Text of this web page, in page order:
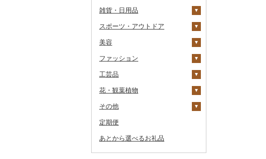
シャンパン・スパーク
甘酒
ノンアルコール
その他酒
知覧茶
八女茶
炭酸飲料
豆乳
カステラ
アイス・ジェラート
その他洋菓子
煎餅・おかき
羊羹
饅頭
大福
その他和菓子
そうめん
その他麺
その他惣菜
魚
その他鍋
レトルト
スープ
豆腐・納豆
豆腐
漬物
キムチ
その他漬物
缶詰・瓶詰
肉
魚
ジャム
その他缶詰・瓶詰
乾物
燻製（スモーク）
おせち
その他加工品
味噌
酢
だし
食用油
オリーブオイル
ごま油
はちみつ
ドレッシング
その他調味料
ケチャップ
こしょう
照明器具
パソコン・周辺機器
TV・オーディオ・カメラ
美容・健康家電
カー用品
時計
その他家電
JTBふるさと旅行クー
その他旅行券
宿泊券
PayPay商品券
食事券
温泉・サウナ・スパ利用
券
雑貨・日用品
家具・インテリア
机・テーブル
その他家具・インテリ
寝具
布団
毛布
タオルケット
タオル
その他タオル
文房具・印鑑
ボールペン
ノート・ファイル
その他文房具
食器
グラス・カップ
箸
スプーン・フォーク・
キッチン用品
フライパン
鍋
日用品
洗剤
トイレットペーパー
楽器・器材
本・CD・DVD
スポーツ・アウトドア
ゴルフ
ゴルフボール
ゴルフウェア
その他ゴルフ
釣り
サイクリング
アウトドア・キャンプ
その他スポーツ
その他スポーツ
美容
スキンケア
洗顔
その他スキンケア
シャンプー・リンス
石鹸・ボディーソープ
入浴剤
アロマ
プロテイン
その他美容
ファッション
鞄・バッグ
トートバッグ・ショル
ツケース
その他鞄・バッグ
洋服
女性・レディース
子供・ベビー
その他洋服
和服
靴・履物
靴・シューズ
スリッパ・下駄・草履
アクセサリー
ペンダント・ネックレ
その他服飾小物
工芸品
織物
本場奄美大島紬
陶器・漆器
唐津焼
備前焼
その他装飾品・工芸品
数珠
工芸品
花・観葉植物
観葉植物・苗木
花
胡蝶蘭
造花・プリザーブドフ
盆栽・その他
その他
地域サービス
その他
定期便
あとから選べるお礼品